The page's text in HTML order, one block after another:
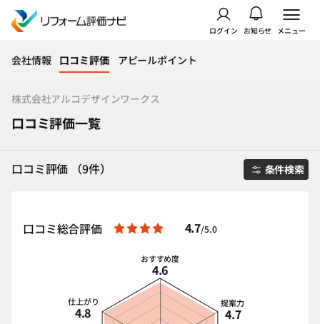
ログイン お知らせ メニュー
会社情報 口コミ評価 アピールポイント
株式会社アルコデザインワークス
口コミ評価一覧
口コミ評価 （9件） 条件検索
口コミ総合評価 4.7/5.0
おすすめ度
4.6
提案力
4.7
仕上がり
4.8